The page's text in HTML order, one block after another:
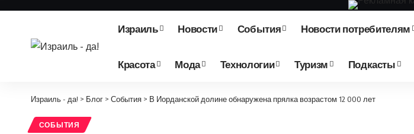
Израиль Новости События Новости потребителям
Красота Мода Технологии Туризм Подкасты
Израиль - да! > Блог > События > В Иорданской долине обнаружена прялка возрастом 12 000 лет
СОБЫТИЯ